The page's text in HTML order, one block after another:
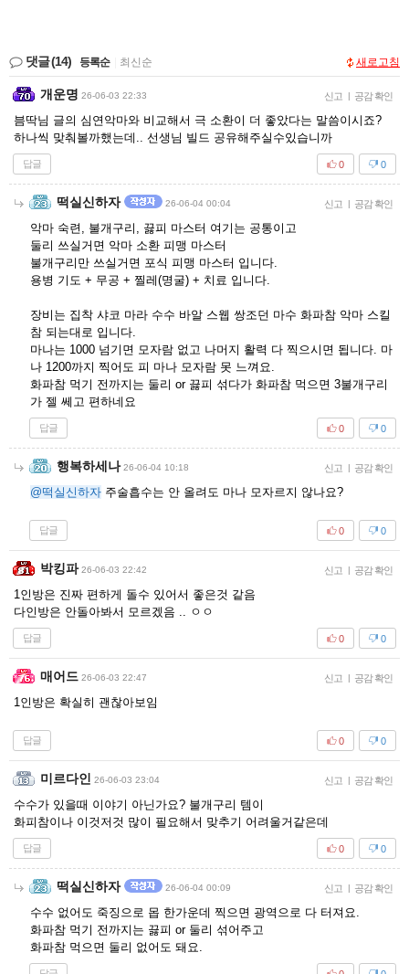
댓글(14) 등록순 최신순 새로고침
개운명 26-06-03 22:33 신고 | 공감 확인
븜딱님 글의 심연악마와 비교해서 극 소환이 더 좋았다는 말씀이시죠?
하나씩 맞춰볼까했는데.. 선생님 빌드 공유해주실수있습니까
답글 0
0
떡실신하자 26-06-04 00:04 신고 | 공감 확인
악마 숙련, 불개구리, 끓피 마스터 여기는 공통이고
둘리 쓰실거면 악마 소환 피맹 마스터
불개구리만 쓰실거면 포식 피맹 마스터 입니다.
용병 기도 + 무공 + 찔레(명굴) + 치료 입니다.
장비는 집착 샤코 마라 수수 바알 스웹 쌍조던 마수 화파참 악마 스킬
참 되는대로 입니다.
마나는 1000 넘기면 모자람 없고 나머지 활력 다 찍으시면 됩니다. 마
나 1200까지 찍어도 피 마나 모자람 못 느껴요.
화파참 먹기 전까지는 둘리 or 끓피 섞다가 화파참 먹으면 3불개구리
가 젤 쎄고 편하네요
답글 0
0
행복하세나 26-06-04 10:18 신고 | 공감 확인
@떡실신하자 주술흡수는 안 올려도 마나 모자르지 않나요?
답글 0
0
박킹파 26-06-03 22:42 신고 | 공감 확인
1인방은 진짜 편하게 돌수 있어서 좋은것 같음
다인방은 안돌아봐서 모르겠음 .. ㅇㅇ
답글 0
0
매어드 26-06-03 22:47 신고 | 공감 확인
1인방은 확실히 괜찮아보임
답글 0
0
미르다인 26-06-03 23:04 신고 | 공감 확인
수수가 있을때 이야기 아닌가요? 불개구리 템이
화피참이나 이것저것 많이 필요해서 맞추기 어려울거같은데
답글 0
0
떡실신하자 26-06-04 00:09 신고 | 공감 확인
수수 없어도 죽징으로 몹 한가운데 찍으면 광역으로 다 터져요.
화파참 먹기 전까지는 끓피 or 둘리 섞어주고
화파참 먹으면 둘리 없어도 돼요.